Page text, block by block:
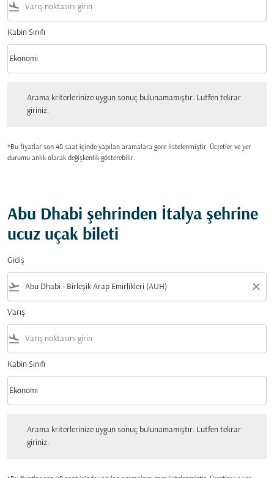
flight_land
Kabin Sınıfı
Kabin Sınıfı option Ekonomi Selected
Ekonomi
keyboard_arrow_down
Arama kriterlerinize uygun sonuç bulunamamıştır. Lutfen tekrar
giriniz.
*Bu fiyatlar son 48 saat içinde yapılan aramalara gore listelenmiştir. Ücretler ve yer
durumu anlık olarak değişkenlik gösterebilir.
Abu Dhabi şehrinden İtalya şehrine
ucuz uçak bileti
Gidiş
flight_takeoff close
Varış
flight_land
Kabin Sınıfı
Kabin Sınıfı option Ekonomi Selected
Ekonomi
keyboard_arrow_down
Arama kriterlerinize uygun sonuç bulunamamıştır. Lutfen tekrar
giriniz.